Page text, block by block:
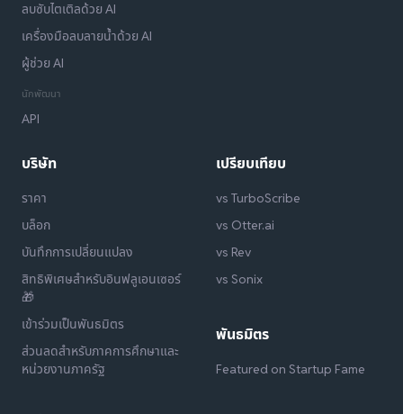
ลบซับไตเติลด้วย AI
เครื่องมือลบลายน้ำด้วย AI
ผู้ช่วย AI
นักพัฒนา
API
บริษัท
ราคา
บล็อก
บันทึกการเปลี่ยนแปลง
สิทธิพิเศษสำหรับอินฟลูเอนเซอร์
🎁
เข้าร่วมเป็นพันธมิตร
ส่วนลดสำหรับภาคการศึกษาและ
หน่วยงานภาครัฐ
เปรียบเทียบ
vs TurboScribe
vs Otter.ai
vs Rev
vs Sonix
พันธมิตร
Featured on Startup Fame